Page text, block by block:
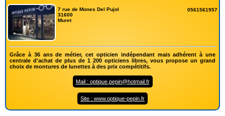
7 rue de Mones Del Pujol
31600
Muret
0561561957
Grâce à 36 ans de métier, cet opticien indépendant mais adhérent à une
centrale d'achat de plus de 1 200 opticiens libres, vous propose un grand
choix de montures de lunettes à des prix compétitifs.
Mail : optique.pepin@hotmail.fr
Site : www.optique-pepin.fr